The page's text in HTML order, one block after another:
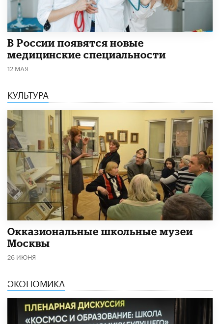
В России появятся новые
медицинские специальности
12 МАЯ
КУЛЬТУРА
​Окказиональные школьные музеи
Москвы
26 ИЮНЯ
ЭКОНОМИКА